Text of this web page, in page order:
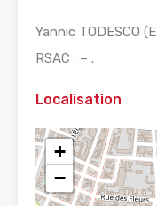
Yannic TODESCO
RSAC : – .
Localisation
+
−